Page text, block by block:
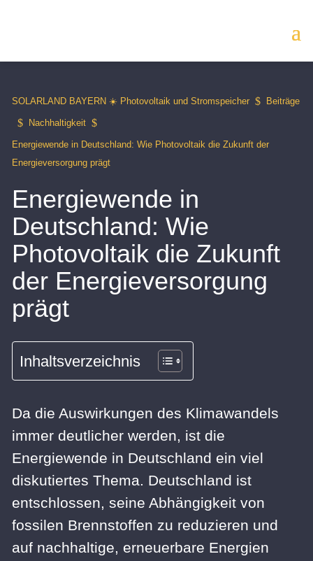
SOLARLAND BAYERN ☀️ Photovoltaik und Stromspeicher $ Beiträge
$ Nachhaltigkeit $
Energiewende in Deutschland: Wie Photovoltaik die Zukunft der
Energieversorgung prägt
Energiewende in
Deutschland: Wie
Photovoltaik die Zukunft
der Energieversorgung
prägt
Inhaltsverzeichnis
Da die Auswirkungen des Klimawandels
immer deutlicher werden, ist die
Energiewende in Deutschland ein viel
diskutiertes Thema. Deutschland ist
entschlossen, seine Abhängigkeit von
fossilen Brennstoffen zu reduzieren und
auf nachhaltige, erneuerbare Energien